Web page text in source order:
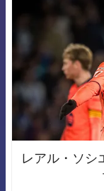
レアル・ソシ